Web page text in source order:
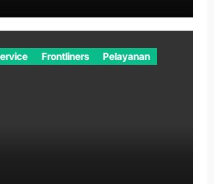
Frontliners Pelayanan